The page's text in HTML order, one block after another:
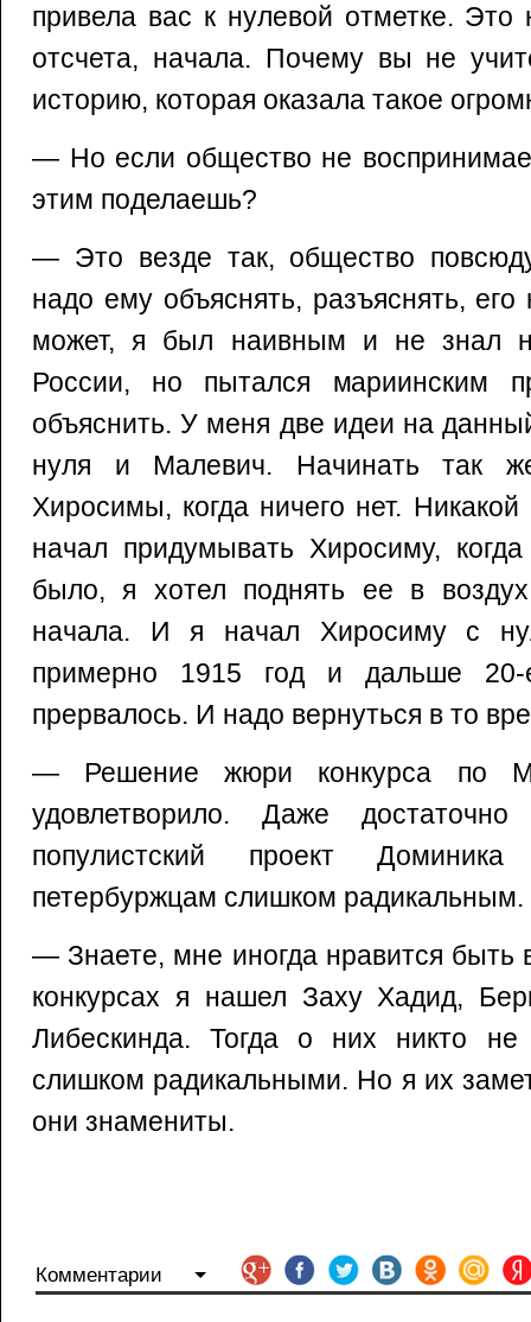
привела вас к нулевой отметке.
отсчета, начала. Почему вы не
историю, которая оказала такое
— Но если общество не
этим поделаешь?
— Это везде так, общество
надо ему объяснять, разъяснять,
может, я был наивным и не знал
России, но пытался мариинским
объяснить. У меня две идеи на
нуля и Малевич. Начинать так
Хиросимы, когда ничего нет.
начал придумывать Хиросиму,
было, я хотел поднять ее в
начала. И я начал Хиросиму с
примерно 1915 год и дальше
прервалось. И надо вернуться в то
— Решение жюри конкурса по
удовлетворило. Даже
популистский проект
петербуржцам слишком радикальным.
— Знаете, мне иногда нравится быть
конкурсах я нашел Заху Хадид,
Либескинда. Тогда о них никто не
слишком радикальными. Но я их
они знамениты.
Комментарии